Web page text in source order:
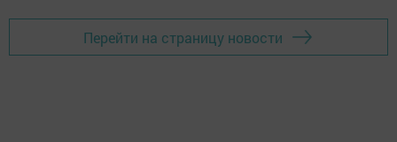
Перейти на страницу новости